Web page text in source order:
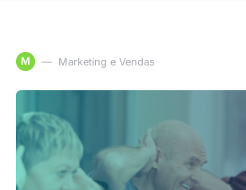
M Marketing e Vendas